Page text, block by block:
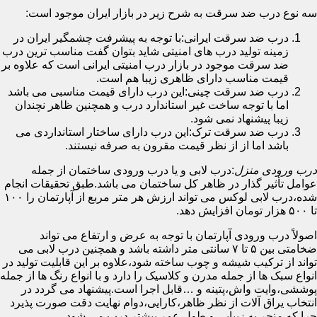
سه نوع درب ضد سرقت به شرح زیر در بازار ایران موجود است:
درب ضد سرقت ایرانی:با توجه به پیشرفت چشمگیر ایران در
زمینه تولید درب های امنیتی شاید بتوان گفت مناسب ترین درب
ضد سرقت موجود در بازار درب امنیتی ایرانی است که علاوه بر
قیمت مناسب دارای ظاهری زیبا هم است.
درب ضد سرقت چینی:این درب دارای قیمت مناسبی می باشد
اما با توجه ساخت غیر استاندارد درب و همچنین ظاهر نچندان
زیبا پیشنهاد نمی شود.
درب ضد سرقت ترک:این درب دارای ساختار استانداردی می
باشد اما از از نظر قیمت مقرون به صرفه نیستند.
درب ورودی منزل:درب لابی و یا درب ورودی ساختمان از جمله
عوامل تأثیر گذار در ظاهر کل ساختمان می باشد.طبق تحقیقات انجام
شده،درب لابی لوکس می تواند ارزش هر متر مربع از آپارتمان را ۱۰۰
تا ۵۰۰ هزار تومان افزایش دهد.
اصولاً درب ورودی آپارتمان با توجه به عرض و ارتفاع می تواند
ضخامتی بین ۵ تا ۷ سانتی متر داشته باشد و همچنین درب لابی می
تواند از ترکیب شیشه و چوب ساخته شود،علاوه بر این قابلیت تولید در
انواع سبک ها از جمله مدرن و کلاسیک را دارد و با انواع رنگ ها از جمله
پوششی،وایت واش،پتینه و …قابل اجرا است.پیشنهاد می گردد در
انتخاب یراق آلات از نظر ظاهر،کارایی،دوام نهایت دقت صورت پذیرد